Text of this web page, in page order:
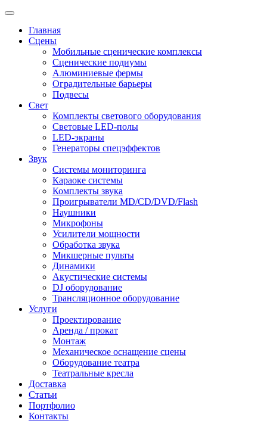
Главная
Сцены
Мобильные сценические комплексы
Сценические подиумы
Алюминиевые фермы
Оградительные барьеры
Подвесы
Свет
Комплекты светового оборудования
Световые LED-полы
LED-экраны
Генераторы спецэффектов
Звук
Системы мониторинга
Караоке системы
Комплекты звука
Проигрыватели MD/CD/DVD/Flash
Наушники
Микрофоны
Усилители мощности
Обработка звука
Микшерные пульты
Динамики
Акустические системы
DJ оборудование
Трансляционное оборудование
Услуги
Проектирование
Аренда / прокат
Монтаж
Механическое оснащение сцены
Оборудование театра
Театральные кресла
Доставка
Статьи
Портфолио
Контакты